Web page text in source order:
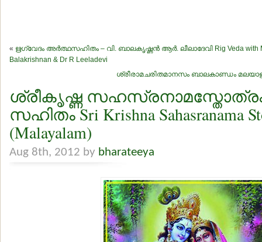
« ഋഗ്വേദം അര്‍ത്ഥസഹിതം – വി. ബാലകൃഷ്ണന്‍ ആര്‍. ലീലാദേവി Rig Veda with
Balakrishnan & Dr R Leeladevi
ശ്രീരാമചരിതമാനസം ബാലകാണ്ഡം
ശ്രീകൃഷ്ണ സഹസ്രനാമസ്തോത്രം
സഹിതം Sri Krishna Sahasranama
(Malayalam)
Aug 8th, 2012 by bharateeya